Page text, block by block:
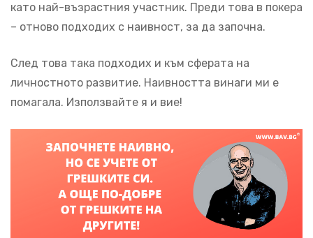
като най-възрастния участник. Преди това в покера
– отново подходих с наивност, за да започна.
След това така подходих и към сферата на
личностното развитие. Наивността винаги ми е
помагала. Използвайте я и вие!